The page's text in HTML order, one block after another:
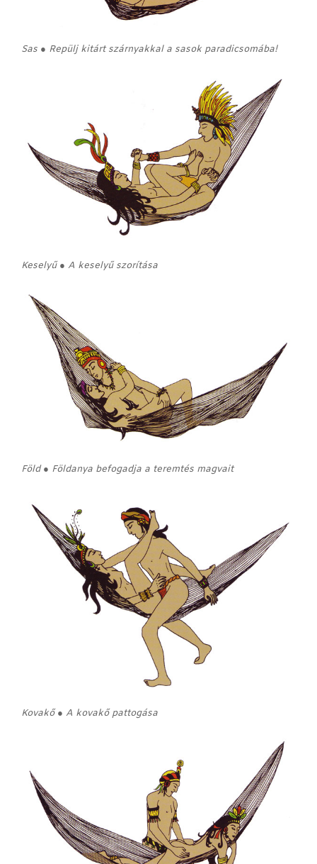
Sas ● Repülj kitárt szárnyakkal a sasok paradicsomába!
Keselyű ● A keselyű szorítása
Föld ● Földanya befogadja a teremtés magvait
Kovakő ● A kovakő pattogása